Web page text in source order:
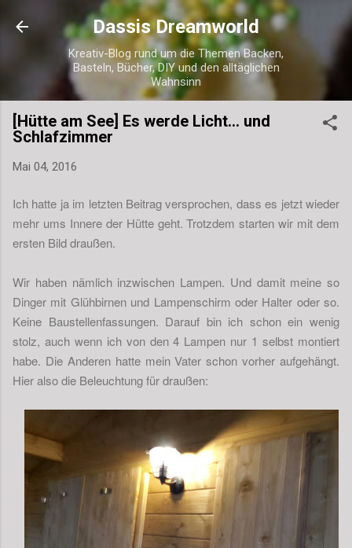
Direkt zum Hauptbereich
Dassis Dreamworld
Kreativ-Blog rund um die Themen Backen,
Basteln, Bücher, DIY und den alltäglichen
Wahnsinn
[Hütte am See] Es werde Licht... und
Schlafzimmer
Mai 04, 2016
Ich hatte ja im letzten Beitrag versprochen, dass es jetzt wieder
mehr ums Innere der Hütte geht. Trotzdem starten wir mit dem
ersten Bild draußen.
Wir haben nämlich inzwischen Lampen. Und damit meine so
Dinger mit Glühbirnen und Lampenschirm oder Halter oder so.
Keine Baustellenfassungen. Darauf bin ich schon ein wenig
stolz, auch wenn ich von den 4 Lampen nur 1 selbst montiert
habe. Die Anderen hatte mein Vater schon vorher aufgehängt.
Hier also die Beleuchtung für draußen: